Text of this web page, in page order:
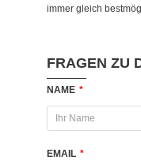
FRAGEN ZU
NAME *
EMAIL *
immer gleich